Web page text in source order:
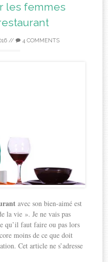
les femmes
// 4 COMMENTS
avec son bien-aimé est
la vie ». Je ne vais pas
qu’il faut faire ou pas lors
moins de ce que doit
Cet article ne s’adresse